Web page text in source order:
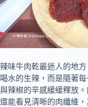
辣味牛肉乾最迷人的地
喝水的生辣，而是隨著
與辣椒的辛感緩緩釋放
還能看見清晰的肉纖維